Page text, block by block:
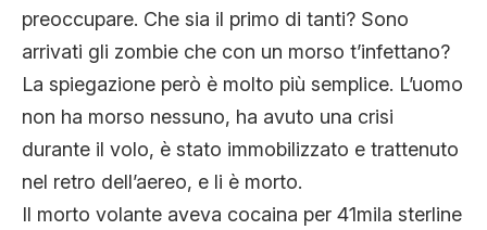
preoccupare. Che sia il primo di tanti? Sono
arrivati gli zombie che con un morso t’infettano?
La spiegazione però è molto più semplice. L’uomo
non ha morso nessuno, ha avuto una crisi
durante il volo, è stato immobilizzato e trattenuto
nel retro dell’aereo, e li è morto.
Il morto volante aveva cocaina per 41mila sterline